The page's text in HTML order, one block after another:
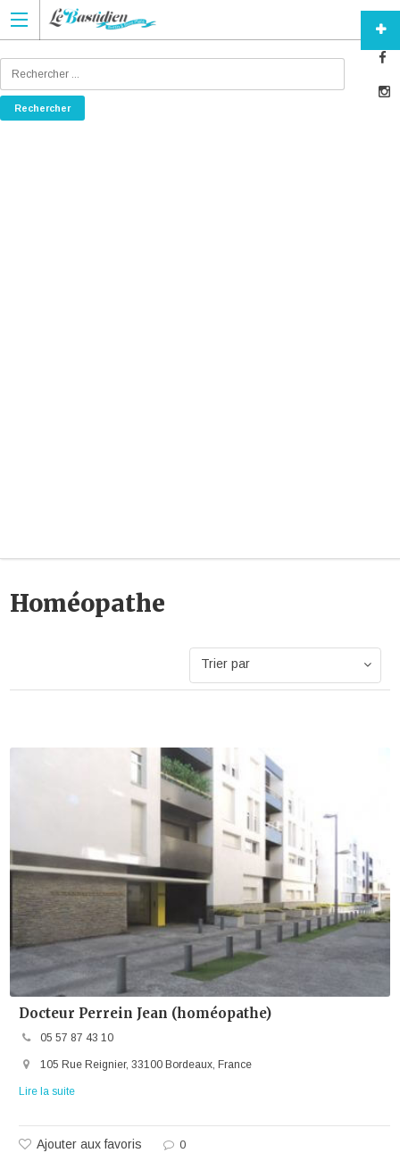
Homéopathe
Trier par
Docteur Perrein Jean (homéopathe)
05 57 87 43 10
105 Rue Reignier, 33100 Bordeaux, France
Lire la suite
Ajouter aux favoris 0